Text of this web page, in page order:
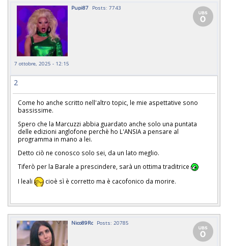
Pupi87 Posts: 7743
7 ottobre, 2025 - 12:15
2
Come ho anche scritto nell'altro topic, le mie aspettative sono
bassissime.
Spero che la Marcuzzi abbia guardato anche solo una puntata
delle edizioni anglofone perchè ho L'ANSIA a pensare al
programma in mano a lei.
Detto ciò ne conosco solo sei, da un lato meglio.
Tiferò per la Barale a prescindere, sarà un ottima traditrice
I leali
cioè sì è corretto ma è cacofonico da morire.
Nico89Rc Posts: 20785